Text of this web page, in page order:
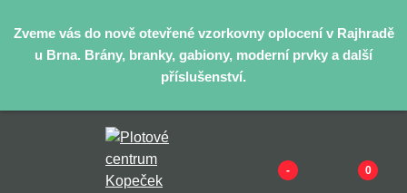
Zveme vás do nově otevřené vzorkovny oplocení v Rajhradě
u Brna. Brány, branky, gabiony, moderní prvky a další
příslušenství.
- 0